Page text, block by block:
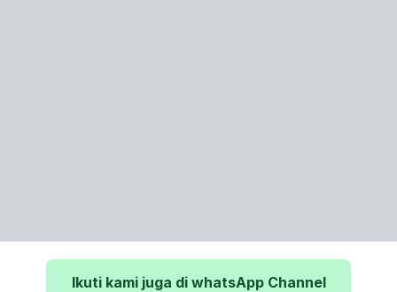
Ikuti kami juga di whatsApp Channel